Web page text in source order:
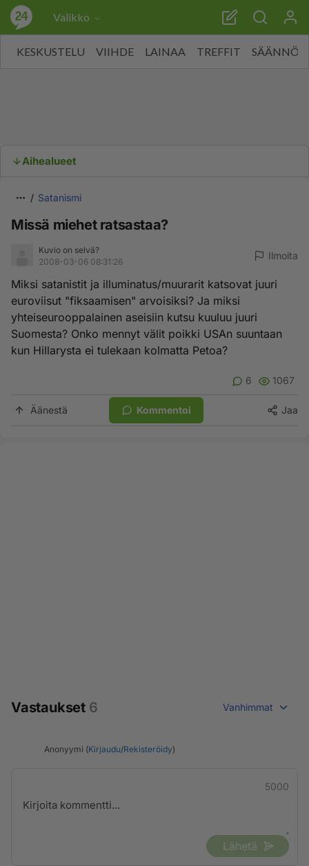
Valikko
KESKUSTELU VIIHDE LAINAA TREFFIT SÄÄNNÖT
Aihealueet
Satanismi
Missä miehet ratsastaa?
Kuvio on selvä?
2008-03-06 08:31:26
Ilmoita
Miksi satanistit ja illuminatus/muurarit katsovat juuri
euroviisut "fiksaamisen" arvoisiksi? Ja miksi
yhteiseurooppalainen aseisiin kutsu kuuluu juuri
Suomesta? Onko mennyt välit poikki USAn suuntaan
kun Hillarysta ei tulekaan kolmatta Petoa?
6 1067
Äänestä Kommentoi Jaa
Vastaukset 6 Vanhimmat
Anonyymi (Kirjaudu/Rekisteröidy)
5000
Lähetä